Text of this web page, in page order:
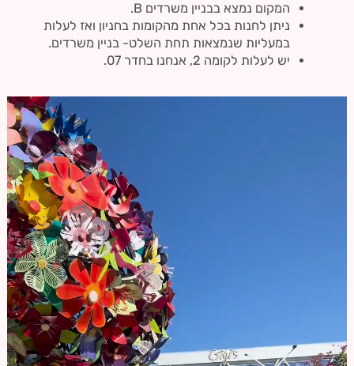
המקום נמצא בבניין משרדים B.
ניתן לחנות בכל אחת מהקומות בחניון ואז לעלות
במעליות שנמצאות תחת השלט- בניין משרדים.
יש לעלות לקומה 2, אנחנו בחדר 07.